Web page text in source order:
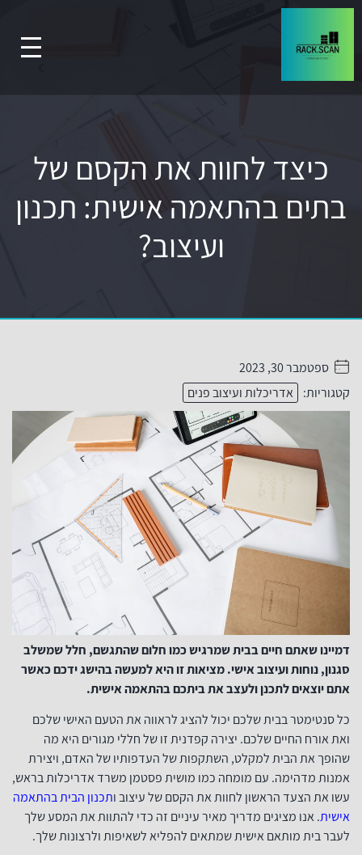
כיצד לחוות את הקסם של
בתים בהתאמה אישית: תכנון
ועיצוב?
. . . . .ספטמבר 30, 2023
קטגוריות:
אדריכלות ועיצוב פנים
דמיינו שאתם חיים בבית שמרגיש כמו חלום שהתגשם, חלל שמשלב
סגנון, נוחות ועיצוב אישי. מציאות זו היא למעשה בהישג ידכם כאשר
אתם יוצאים לתכנן ולעצב את ביתכם בהתאמה אישית.
כל סנטימטר בבית שלכם יכול להציג לראווה את הטעם האישי שלכם
ואת אורח החיים שלכם. יצירה קפדנית זו של חללי מגורים היא מה
שהופך את הבית למקלט, השתקפות של העדפותיו של האדם, ויצירת
אמנות מדהימה. עם מומחה כמו מושית פסטמן משרד אדריכלות בראש,
עשו את הצעד הראשון לחוות את הקסם של עיצוב ותכנון הבית בהתאמה
אישית. אנו מציגים מדריך מאיר עיניים זה כדי להתוות את המסע שלך
לעבר בית מותאם אישית שמתאים להפליא לשאיפות ולרצונות שלך.